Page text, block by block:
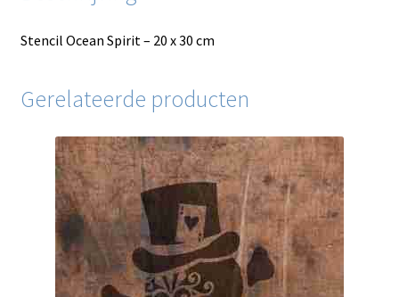
Stencil Ocean Spirit – 20 x 30 cm
Gerelateerde producten